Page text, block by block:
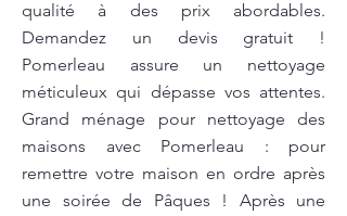
qualité à des prix abordables.
Demandez un devis gratuit !
Pomerleau assure un nettoyage
méticuleux qui dépasse vos attentes.
Grand ménage pour nettoyage des
maisons avec Pomerleau : pour
remettre votre maison en ordre après
une soirée de Pâques ! Après une